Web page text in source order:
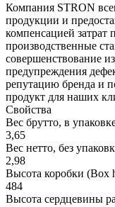
Компания STRON
продукции и
компенсацией затрат
производственные
совершенствование
предупреждения
репутацию бренда и
продукт для наших
Свойства
Вес брутто, в
3,65
Вес нетто, без
2,98
Высота коробки (Box
484
Высота сердцевины